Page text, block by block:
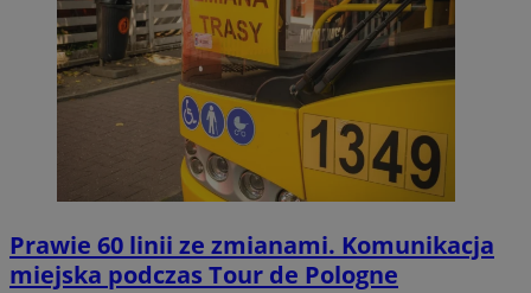
Prawie 60 linii ze zmianami. Komunikacja
miejska podczas Tour de Pologne